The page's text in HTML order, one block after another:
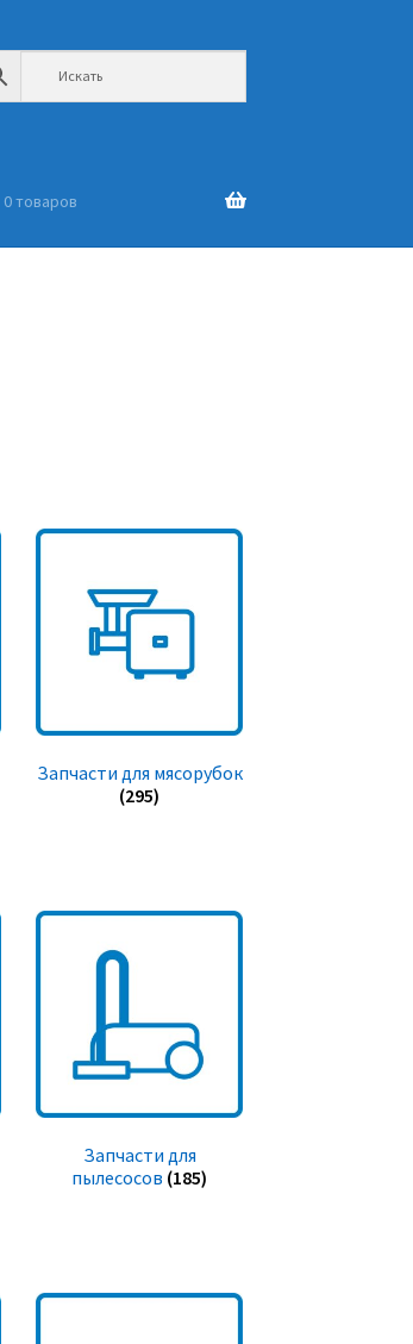
0 товаров
Запчасти для мясорубок
(295)
Запчасти для
пылесосов (185)